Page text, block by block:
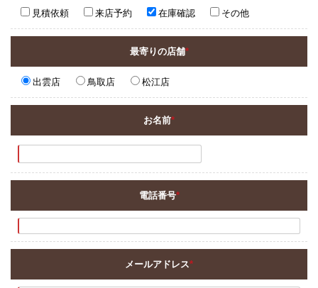
見積依頼 来店予約 在庫確認 その他
最寄りの店舗*
出雲店 鳥取店 松江店
お名前*
電話番号*
メールアドレス*